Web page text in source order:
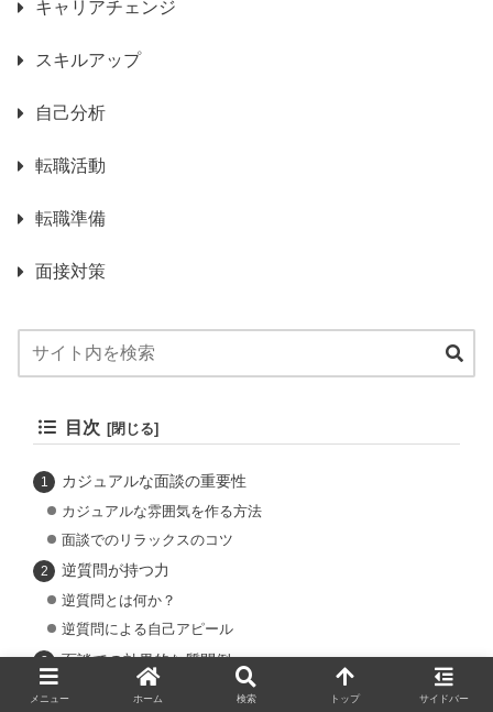
キャリアチェンジ
スキルアップ
自己分析
転職活動
転職準備
面接対策
目次
カジュアルな面談の重要性
カジュアルな雰囲気を作る方法
面談でのリラックスのコツ
逆質問が持つ力
逆質問とは何か？
逆質問による自己アピール
面談での効果的な質問例
業界のトレンドに関する質問
メニュー ホーム 検索 トップ サイドバー